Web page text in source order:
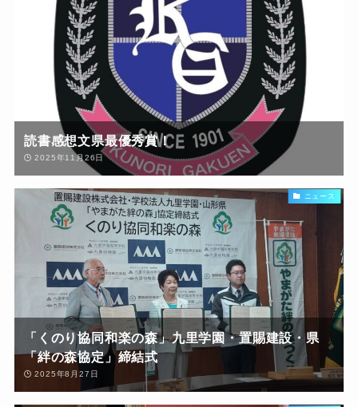
読書感想文県最優秀賞！
2025年11月26日
ニュース
「くのり協同和楽の森」九里学園・置賜建設・県
「絆の森協定」締結式
2025年8月27日